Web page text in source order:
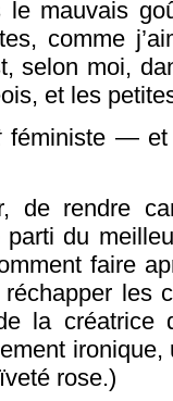
le mauvais
comme
selon moi,
et les
féministe — et
rendre
du
faire
les
la créatrice
rose.)